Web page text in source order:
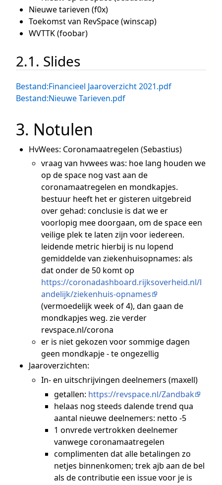
Nieuwe tarieven (f0x)
Toekomst van RevSpace (winscap)
WVTTK (foobar)
2.1. Slides
Bestand:Financieel Jaaroverzicht 2021.pdf
Bestand:Nieuwe Tarieven.pdf
3. Notulen
HvWees: Coronamaatregelen (Sebastius)
vraag van hvwees was: hoe lang houden we
op de space nog vast aan de
coronamaatregelen en mondkapjes.
bestuur heeft het er gisteren uitgebreid
over gehad: conclusie is dat we er
voorlopig mee doorgaan, om de space een
veilige plek te laten zijn voor iedereen.
leidende metric hierbij is nu lopend
gemiddelde van ziekenhuisopnames: als
dat onder de 50 komt op
https://coronadashboard.rijksoverheid.nl/l
andelijk/ziekenhuis-opnames
(vermoedelijk week of 4), dan gaan de
mondkapjes weg. zie verder
revspace.nl/corona
er is niet gekozen voor sommige dagen
geen mondkapje - te ongezellig
Jaaroverzichten:
In- en uitschrijvingen deelnemers (maxell)
getallen: https://revspace.nl/Zandbak
helaas nog steeds dalende trend qua
aantal nieuwe deelnemers: netto -5
1 onvrede vertrokken deelnemer
vanwege coronamaatregelen
complimenten dat alle betalingen zo
netjes binnenkomen; trek ajb aan de bel
als de contributie een issue voor je is